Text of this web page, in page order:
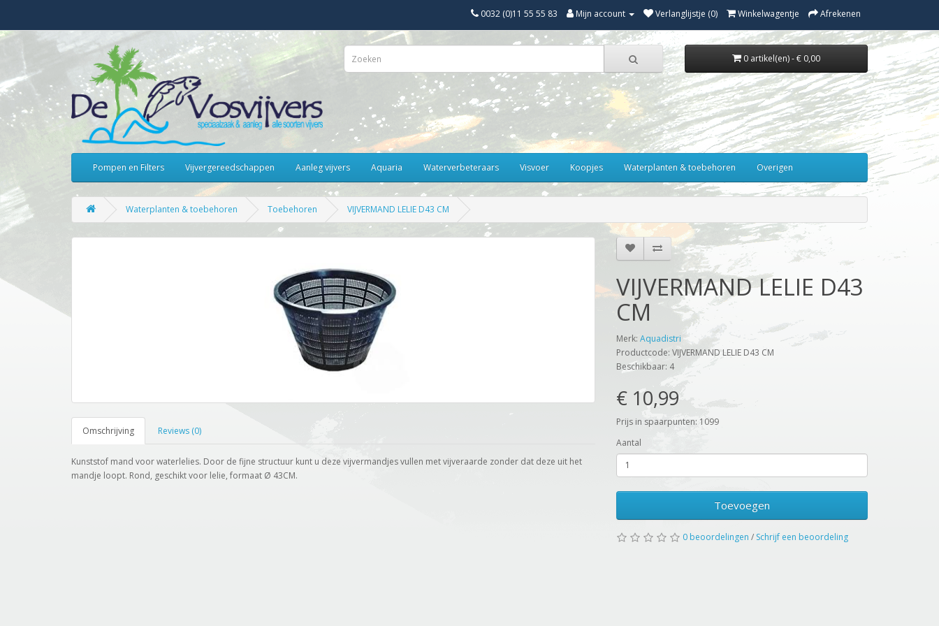
0032 (0)11 55 55 83 Mijn account Verlanglijstje (0) Winkelwagentje Afrekenen
0 artikel(en) - € 0,00
Pompen en Filters Vijvergereedschappen Aanleg vijvers Aquaria Waterverbeteraars Visvoer Koopjes Waterplanten & toebehoren Overigen
Waterplanten & toebehoren Toebehoren VIJVERMAND LELIE D43 CM
Omschrijving Reviews (0)
Kunststof mand voor waterlelies. Door de fijne structuur kunt u deze vijvermandjes vullen met vijveraarde zonder dat deze uit het
mandje loopt. Rond, geschikt voor lelie, formaat Ø 43CM.
VIJVERMAND LELIE D43
CM
Merk: Aquadistri
Productcode: VIJVERMAND LELIE D43 CM
Beschikbaar: 4
€ 10,99
Prijs in spaarpunten: 1099
Aantal
Toevoegen
0 beoordelingen / Schrijf een beoordeling